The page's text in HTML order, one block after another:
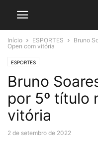
Início ESPORTES
Bruno
Open com vitória
ESPORTES
Bruno
por 5º título
vitória
2 de setembro de 2022